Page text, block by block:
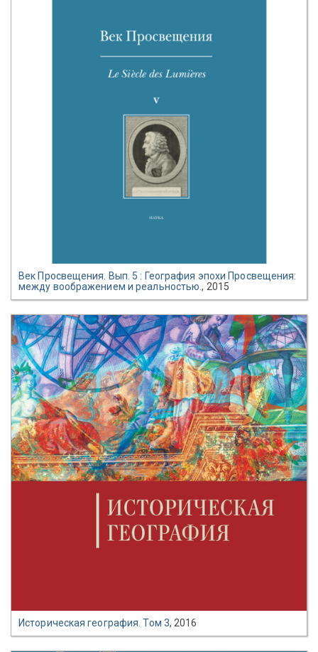
Век Просвещения. Вып. 5 : География эпохи Просвещения:
между воображением и реальностью., 2015
Историческая география. Том 3, 2016